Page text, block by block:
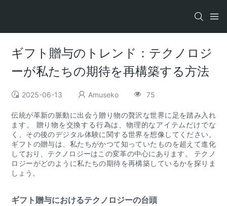
ギフト贈与のトレンド：テクノロジ
ーが私たちの期待を再構築する方法
2025-06-13 Amuseko 75
伝統が革新の脈動に出会う贈り物の贅沢な世界に足を踏み入れ
ます。 贈り物を交換する行為は、物理的なアイテムだけでな
く、その後のデジタル体験に関する世界を想像してください。
ギフトの贈与は、私たちがかつて知っていたものを超えて進化
しており、テクノロジーはこの変革の中心にあります。 テクノ
ロジーがどのように私たちの期待を再構築しているかを探りま
しょう。
ギフト贈与におけるテクノロジーの台頭